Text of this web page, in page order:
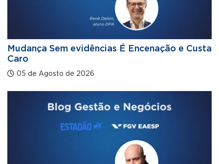
Mudança Sem evidências É Encenação e Custa
Caro
05 de Agosto de 2026